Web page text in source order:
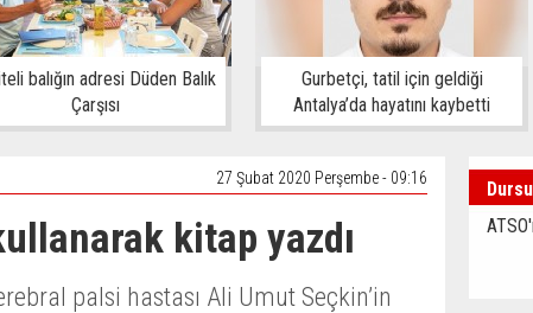
balığın adresi Düden Balık
Çarşısı
Gurbetçi, tatil için geldiği
Antalya’da hayatını kaybetti
27 Şubat 2020 Perşembe - 09:16
kitap yazdı
palsi hastası Ali Umut Seçkin’in